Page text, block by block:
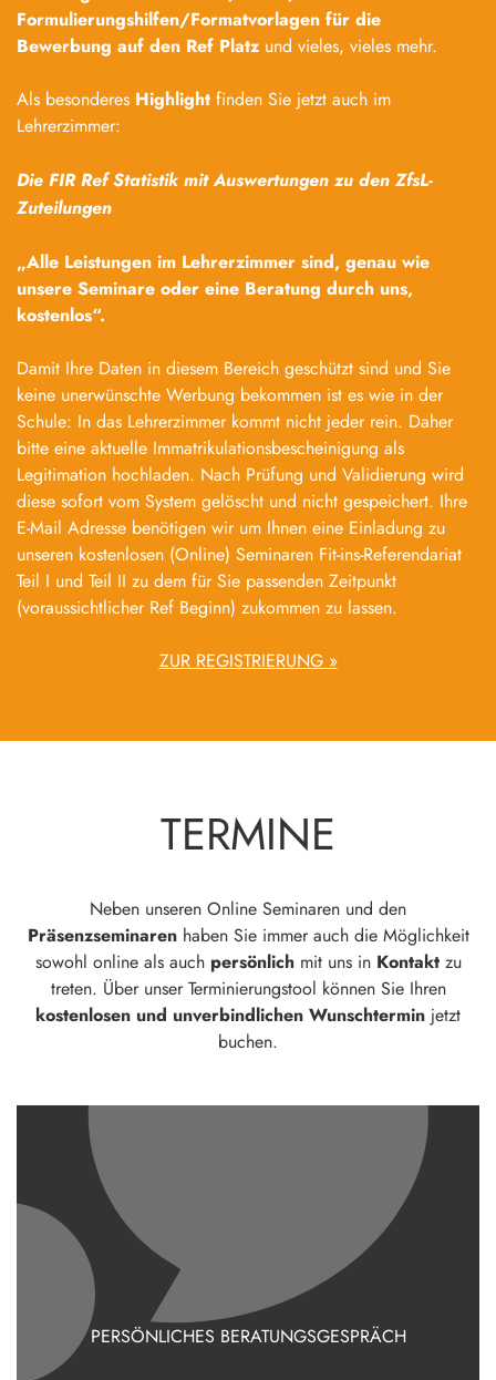
Formulierungshilfen/Formatvorlagen für die
Bewerbung auf den Ref Platz und vieles, vieles mehr.
Als besonderes Highlight finden Sie jetzt auch im
Lehrerzimmer:
Die FIR Ref Statistik mit Auswertungen zu den ZfsL-
Zuteilungen
„Alle Leistungen im Lehrerzimmer sind, genau wie
unsere Seminare oder eine Beratung durch uns,
kostenlos“.
Damit Ihre Daten in diesem Bereich geschützt sind und Sie
keine unerwünschte Werbung bekommen ist es wie in der
Schule: In das Lehrerzimmer kommt nicht jeder rein. Daher
bitte eine aktuelle Immatrikulationsbescheinigung als
Legitimation hochladen. Nach Prüfung und Validierung wird
diese sofort vom System gelöscht und nicht gespeichert. Ihre
E-Mail Adresse benötigen wir um Ihnen eine Einladung zu
unseren kostenlosen (Online) Seminaren Fit-ins-Referendariat
Teil I und Teil II zu dem für Sie passenden Zeitpunkt
(voraussichtlicher Ref Beginn) zukommen zu lassen.
ZUR REGISTRIERUNG »
TERMINE
Neben unseren Online Seminaren und den
Präsenzseminarenhaben Sie immer auch die Möglichkeit
sowohl online als auch persönlichmit uns in Kontaktzu
treten. Über unser Terminierungstool können Sie Ihren
kostenlosen und unverbindlichen Wunschtermin jetzt
buchen.
PERSÖNLICHES BERATUNGSGESPRÄCH